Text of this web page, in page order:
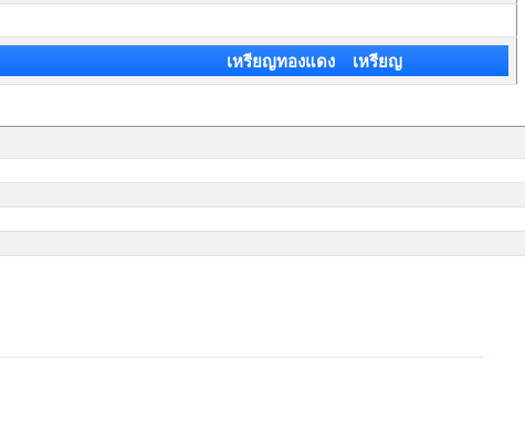
เหรียญทองแดง เหรียญ